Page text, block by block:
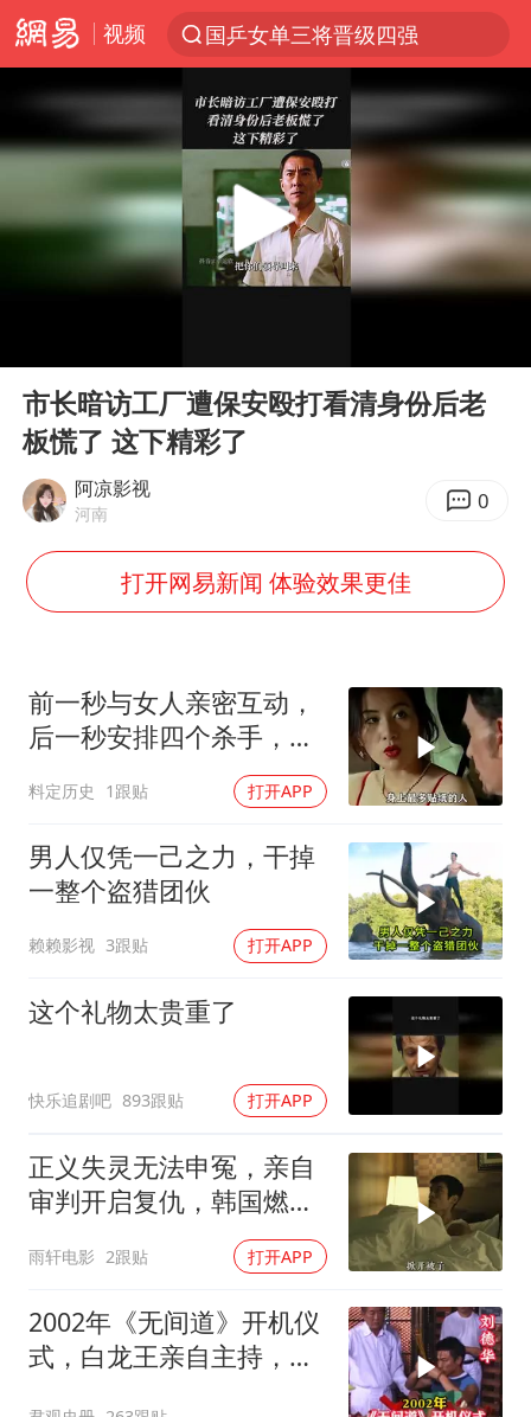
视频
国乒女单三将晋级四强
陈思诚零点晒照为佟丽娅庆生
郑丽文：台湾从来没有“独立”过
央视新主播李秋莹孙亚鹏亮相
几元成本的AI广告导致千万市值蒸发
茅台部分直营店飞天茅台提价
白海豚将正面袭击贯穿浙江
酒店回应车内过夜被收150元
杭州全市有序停课
36岁男演员成景区NPC后人气爆棚
新疆优化调整景区内自驾服务费
全民健身事业高质量发展
乐享全民健身 共筑健康中国
Play
市长暗访工厂遭保安殴打看清身份后老
板慌了 这下精彩了
阿凉影视
河南 0
打开网易新闻 体验效果更佳
前一秒与女人亲密互动，
后一秒安排四个杀手，目
料定历史 1跟贴 打开APP
男人仅凭一己之力，干掉
一整个盗猎团伙
赖赖影视 3跟贴 打开APP
这个礼物太贵重了
快乐追剧吧 893跟贴 打开APP
正义失灵无法申冤，亲自
审判开启复仇，韩国燃爽
雨轩电影 2跟贴 打开APP
2002年《无间道》开机仪
式，白龙王亲自主持，预